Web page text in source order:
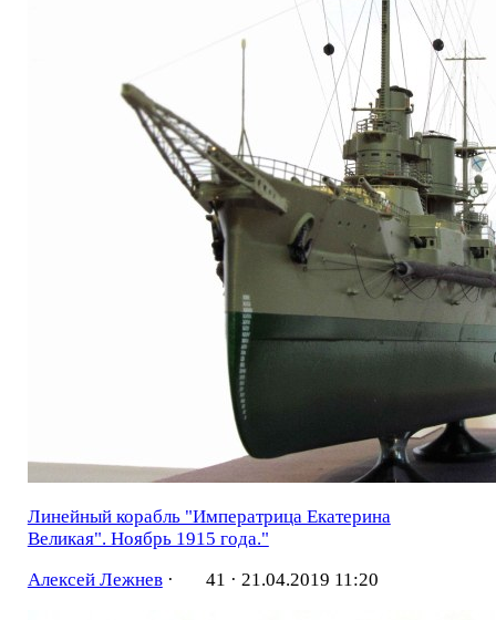
Линейный корабль "Императрица Екатерина
Великая". Ноябрь 1915 года."
Алексей Лежнев· 41 · 21.04.2019 11:20